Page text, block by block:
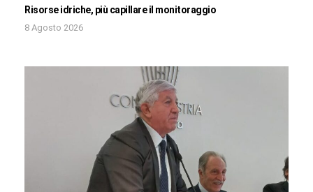
Risorse idriche, più capillare il monitoraggio
8 Agosto 2026